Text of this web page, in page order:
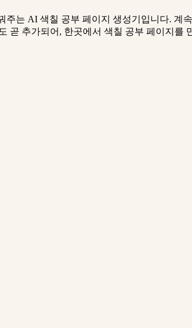
는 AI 색칠 공부 페이지 생성기입니다. 계
곧 추가되어, 한곳에서 색칠 공부 페이지를